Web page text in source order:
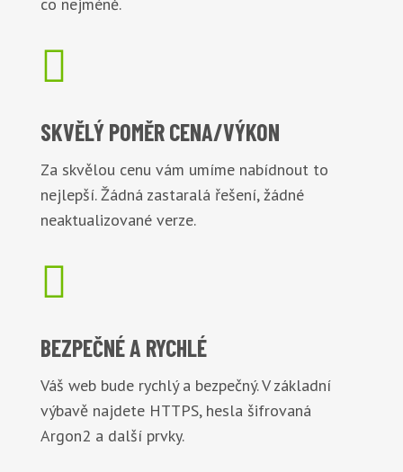

SKVĚLÝ POMĚRCENA/VÝKON
Za skvělou cenu vám umíme nabídnout to
nejlepší. Žádná zastaralá řešení, žádné
neaktualizované verze.

BEZPEČNÉA RYCHLÉ
Váš web bude rychlý a bezpečný. V základní
výbavě najdete HTTPS, hesla šifrovaná
Argon2 a další prvky.